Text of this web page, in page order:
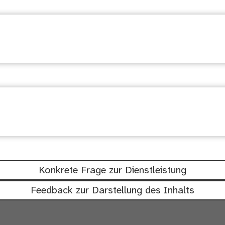
Konkrete Frage zur Dienstleistung
Feedback zur Darstellung des Inhalts